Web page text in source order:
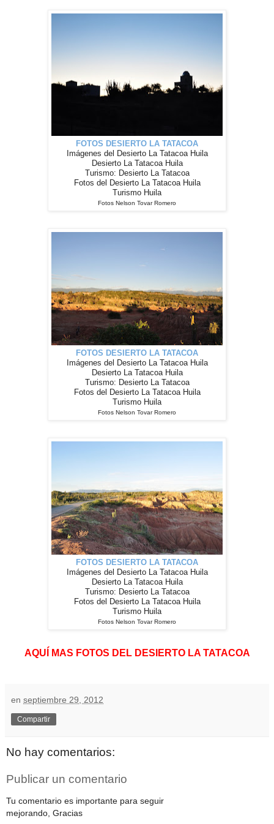
FOTOS DESIERTO LA TATACOA
Imágenes del Desierto La Tatacoa Huila
Desierto La Tatacoa Huila
Turismo: Desierto La Tatacoa
Fotos del Desierto La Tatacoa Huila
Turismo Huila
Fotos Nelson Tovar Romero
FOTOS DESIERTO LA TATACOA
Imágenes del Desierto La Tatacoa Huila
Desierto La Tatacoa Huila
Turismo: Desierto La Tatacoa
Fotos del Desierto La Tatacoa Huila
Turismo Huila
Fotos Nelson Tovar Romero
FOTOS DESIERTO LA TATACOA
Imágenes del Desierto La Tatacoa Huila
Desierto La Tatacoa Huila
Turismo: Desierto La Tatacoa
Fotos del Desierto La Tatacoa Huila
Turismo Huila
Fotos Nelson Tovar Romero
AQUÍ MAS FOTOS DEL DESIERTO LA TATACOA
en septiembre 29, 2012
Compartir
No hay comentarios:
Publicar un comentario
Tu comentario es importante para seguir
mejorando, Gracias